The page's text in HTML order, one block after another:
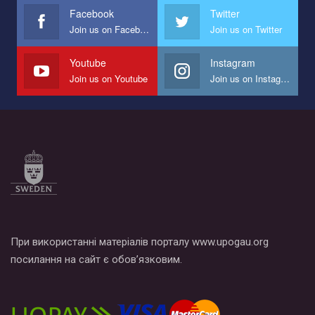
представляющий программу развития организации.
Мы просим вас поддержать нас и помочь нам реализовать
наш план по борьбе с насилием и дискриминацией на почве
СОГИ в Украине.
Все, что вам нужно сделать - это зайти на наш канал YouTube
по этой ссылке и поставить лайк под видео.
Facebook
Join us on Facebook
Twitter
Join us on Twitter
Youtube
Join us on Youtube
Instagram
Join us on Instagram
При використанні матеріалів порталу www.upogau.org
посилання на сайт є обов’язковим.